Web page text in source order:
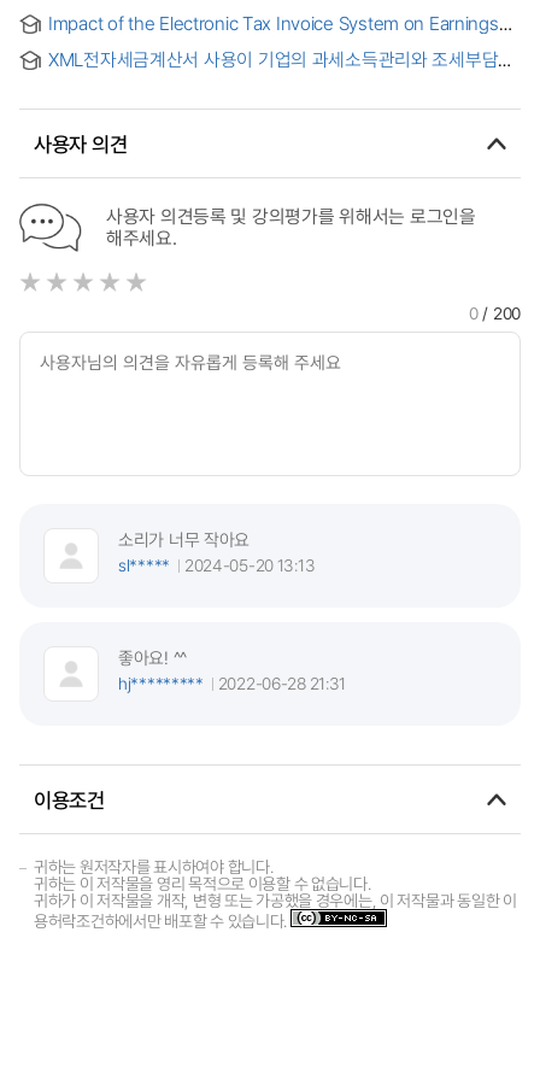
base of multinational companies in Vietnam's enterprise
income tax law : Based on the ideas of General Anti-
Avoidance Rules
Impact of the Electronic Tax Invoice System on Earnings
기업의 이익조정과 조세회피에 미치는 영향
XML전자세금계산서 사용이 기업의 과세소득관리와 조세부담
사용자 의견
사용자 의견등록 및 강의평가를 위해서는 로그인을
해주세요.
0/ 200
소리가 너무 작아요
sl*****
2024-05-20 13:13
좋아요! ^^
hj*********
2022-06-28 21:31
이용조건
귀하는 원저작자를 표시하여야 합니다.
귀하는 이 저작물을 영리 목적으로 이용할 수 없습니다.
귀하가 이 저작물을 개작, 변형 또는 가공했을 경우에는, 이 저작물과 동일한 이
용허락조건하에서만 배포할 수 있습니다.